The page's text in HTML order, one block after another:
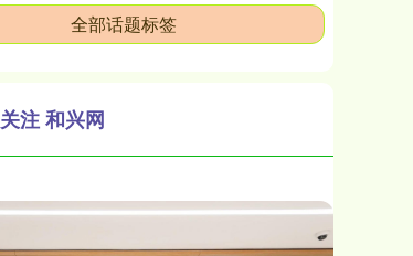
全部话题标签
关注 和兴网